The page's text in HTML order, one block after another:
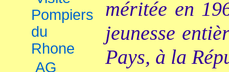
Pompiers
du
Rhone
AG
méritée en
jeunesse
Pays, à la